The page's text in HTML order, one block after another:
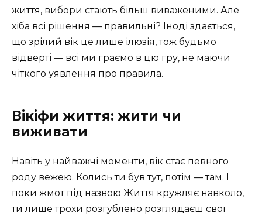
життя, вибори стають більш виваженими. Але
хіба всі рішення — правильні? Іноді здається,
що зрілий вік це лише ілюзія, тож будьмо
відверті — всі ми граємо в цю гру, не маючи
чіткого уявлення про правила.
Вікіфи життя: жити чи
виживати
Навіть у найважчі моменти, вік стає певного
роду вежею. Колись ти був тут, потім — там. І
поки жмот під назвою Життя кружляє навколо,
ти лише трохи розгублено розглядаєш свої